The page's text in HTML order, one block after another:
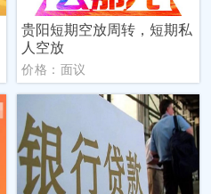
贵阳短期空放周转，短期私
人空放
价格：面议